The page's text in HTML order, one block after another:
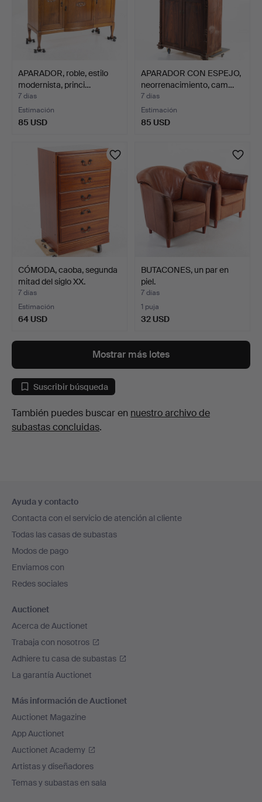
APARADOR, roble, estilo
modernista, princi…
7 días
Estimación
85 USD
APARADOR CON ESPEJO,
neorrenacimiento, cam…
7 días
Estimación
85 USD
CÓMODA, caoba, segunda
mitad del siglo XX.
7 días
Estimación
64 USD
BUTACONES, un par en
piel.
7 días
1 puja
32 USD
Mostrar más lotes
Suscribir búsqueda
También puedes buscar en nuestro archivo de
subastas concluidas.
en
el
pie
de
página
Ayuda y contacto
Contacta con el servicio de atención al cliente
Todas las casas de subastas
Modos de pago
Enviamos con
Redes sociales
Auctionet
Acerca de Auctionet
Trabaja con nosotros
Adhiere tu casa de subastas
La garantía Auctionet
Más información de Auctionet
Auctionet Magazine
App Auctionet
Auctionet Academy
Artistas y diseñadores
Temas y subastas en sala